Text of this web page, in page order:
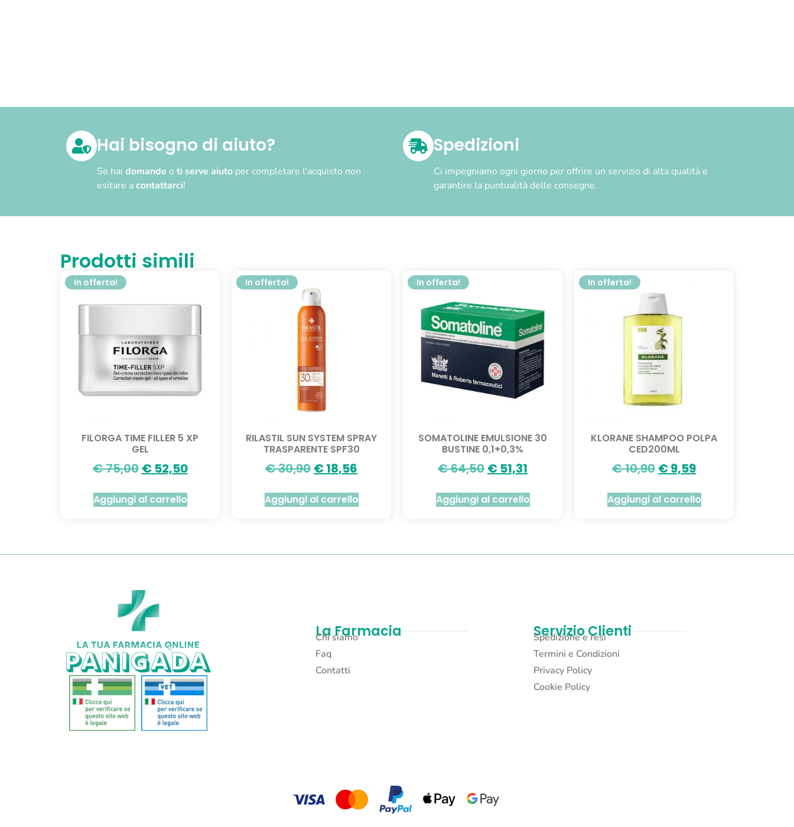
Hai bisogno di aiuto?
Se hai domande o ti serve aiuto per completare l'acquisto non
esitare acontattarci!
Spedizioni
Ci impegniamo ogni giorno per offrire un servizio di alta qualità e
garantire la puntualità delle consegne.
Prodotti simili
In offerta!
FILORGA TIME FILLER 5 XP
GEL
€75,00 €52,50
Aggiungi al carrello
In offerta!
RILASTIL SUN SYSTEM SPRAY
TRASPARENTE SPF30
€30,90 €18,56
Aggiungi al carrello
In offerta!
SOMATOLINE EMULSIONE 30
BUSTINE 0,1+0,3%
€64,50 € 51,31
Aggiungi al carrello
In offerta!
KLORANE SHAMPOO POLPA
CED200ML
€10,90 €9,59
Aggiungi al carrello
La Farmacia
Chi siamo
Faq
Contatti
Servizio Clienti
Spedizione e resi
Termini e Condizioni
Privacy Policy
Cookie Policy